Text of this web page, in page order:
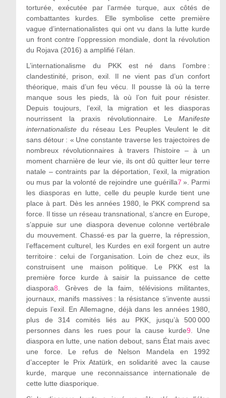
torturée, exécutée par l’armée turque, aux côtés de
combattantes kurdes. Elle symbolise cette première
vague d’internationalistes qui ont vu dans la lutte kurde
un front contre l’oppression mondiale, dont la révolution
du Rojava (2016) a amplifié l’élan.
L’internationalisme du PKK est né dans l’ombre :
clandestinité, prison, exil. Il ne vient pas d’un confort
théorique, mais d’un feu vécu. Il pousse là où la terre
manque sous les pieds, là où l’on fuit pour résister.
Depuis toujours, l’exil, la migration et les diasporas
nourrissent la praxis révolutionnaire. LeManifeste
internationalistedu réseau Les Peuples Veulent le dit
sans détour : « Une constante traverse les trajectoires de
nombreux révolutionnaires à travers l’histoire – à un
moment charnière de leur vie, ils ont dû quitter leur terre
natale – contraints par la déportation, l’exil, la migration
ou mus par la volonté de rejoindre une guérilla7 ». Parmi
les diasporas en lutte, celle du peuple kurde tient une
place à part. Dès les années 1980, le PKK comprend sa
force. Il tisse un réseau transnational, s’ancre en Europe,
s’appuie sur une diaspora devenue colonne vertébrale
du mouvement. Chassé·es par la guerre, la répression,
l’effacement culturel, les Kurdes en exil forgent un autre
territoire : celui de l’organisation. Loin de chez eux, ils
construisent une maison politique. Le PKK est la
première force kurde à saisir la puissance de cette
diaspora8 . Grèves de la faim, télévisions militantes,
journaux, manifs massives : la résistance s’invente aussi
depuis l’exil. En Allemagne, déjà dans les années 1980,
plus de 314 comités liés au PKK, jusqu’à 500 000
personnes dans les rues pour la cause kurde9 . Une
diaspora en lutte, une nation debout, sans État mais avec
une force. Le refus de Nelson Mandela en 1992
d’accepter le Prix Atatürk, en solidarité avec la cause
kurde, marque une reconnaissance internationale de
cette lutte diasporique.